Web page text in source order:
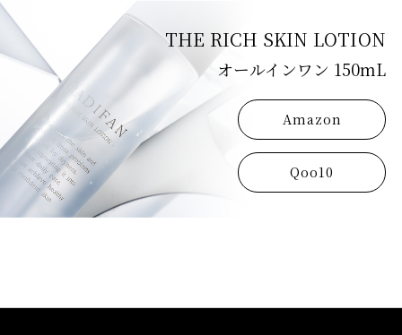
THE RICH SKIN LOTION
オールインワン 150mL
Amazon
Qoo10